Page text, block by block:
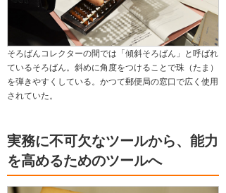
そろばんコレクターの間では「傾斜そろばん」と呼ばれ
ているそろばん。斜めに角度をつけることで珠（たま）
を弾きやすくしている。かつて郵便局の窓口で広く使用
されていた。
実務に不可欠なツールから、能力
を高めるためのツールへ